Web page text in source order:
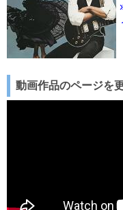
動画作品のページを